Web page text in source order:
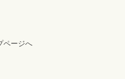
ページへ